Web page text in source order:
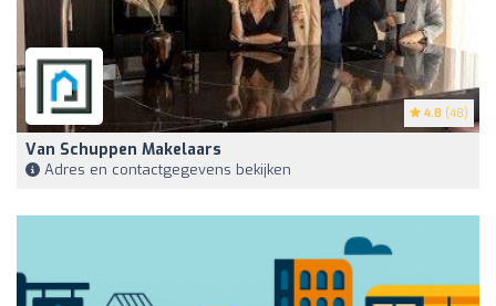
4.8 (48)
Van Schuppen Makelaars
Adres en contactgegevens bekijken